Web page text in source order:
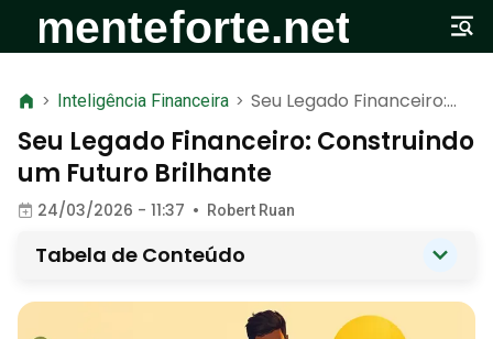
> Inteligência Financeira > Seu Legado Financeiro:
Construindo um Futuro
Brilhante
Seu Legado Financeiro: Construindo
um Futuro Brilhante
24/03/2026 - 11:37 • Robert Ruan
Tabela de Conteúdo